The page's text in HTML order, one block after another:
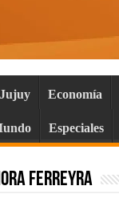
Jujuy Economía
Especiales
ferreyra